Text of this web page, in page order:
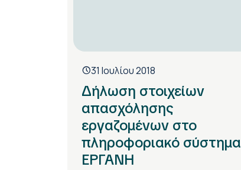
31 Ιουλίου 2018
Δήλωση στοιχείων
απασχόλησης
εργαζομένων στο
πληροφοριακό σύστημα
ΕΡΓΑΝΗ